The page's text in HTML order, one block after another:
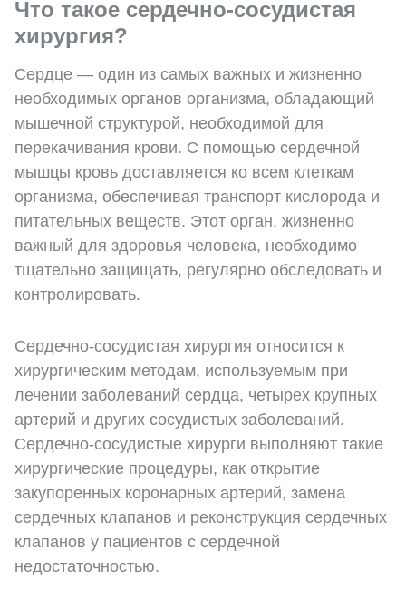
Что такое сердечно-сосудистая
хирургия?
Сердце — один из самых важных и жизненно
необходимых органов организма, обладающий
мышечной структурой, необходимой для
перекачивания крови. С помощью сердечной
мышцы кровь доставляется ко всем клеткам
организма, обеспечивая транспорт кислорода и
питательных веществ. Этот орган, жизненно
важный для здоровья человека, необходимо
тщательно защищать, регулярно обследовать и
контролировать.
Сердечно-сосудистая хирургия относится к
хирургическим методам, используемым при
лечении заболеваний сердца, четырех крупных
артерий и других сосудистых заболеваний.
Сердечно-сосудистые хирурги выполняют такие
хирургические процедуры, как открытие
закупоренных коронарных артерий, замена
сердечных клапанов и реконструкция сердечных
клапанов у пациентов с сердечной
недостаточностью.